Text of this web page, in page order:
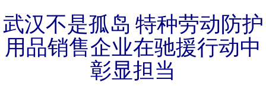
武汉不是孤岛 特种劳动防护
用品销售企业在驰援行动中
彰显担当